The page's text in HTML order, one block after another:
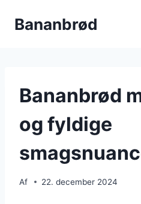
Bananbrød
Bananbrød
og fyldige
Af 22. december 2024